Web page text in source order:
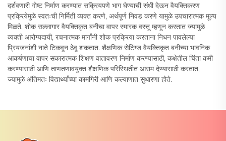
दर्शवणारी गोष्ट निर्माण करण्यात सक्रियपणे भाग घेण्याची संधी देऊन वैयक्तिकरण
प्रक्रियेमुळे स्वतःची निर्मिती व्यक्त करणे, अर्थपूर्ण निवड करणे यामुळे उपचारात्मक मूल्य
मिळते. शोक सल्लागार वैयक्तिकृत बनीचा वापर स्मारक वस्तू म्हणून करतात ज्यामुळे
व्यक्ती आरोग्यदायी, रचनात्मक मार्गांनी शोक प्रक्रिया करताना निधन पावलेल्या
प्रियजनांशी नाते टिकवून ठेवू शकतात. शैक्षणिक सेटिंग्ज वैयक्तिकृत बनीच्या भावनिक
आकर्षणाचा वापर सकारात्मक शिक्षण वातावरण निर्माण करण्यासाठी, कक्षेतील चिंता कमी
करण्यासाठी आणि ताणतणावयुक्त शैक्षणिक परिस्थितीत आराम देण्यासाठी करतात,
ज्यामुळे अंतिमतः विद्यार्थ्यांच्या कामगिरी आणि कल्याणात सुधारणा होते.